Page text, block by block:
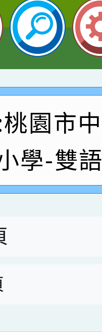
王老師、
賽國小朗
師
桃園市中
師榮獲教
二名
2026世
巴斯O蜜、
科展 國
王老師、
二班張O
賽國小朗
師
加桃園市中
師榮獲教
名
2026世
小創客佳
園市
學-雙